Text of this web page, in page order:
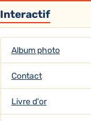
Interactif
Album photo
Contact
Livre d'or